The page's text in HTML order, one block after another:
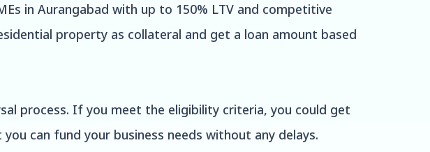
in Aurangabad with up to 150% LTV and competitive
property as collateral and get a loan amount based
process. If you meet the eligibility criteria, you could get
can fund your business needs without any delays.